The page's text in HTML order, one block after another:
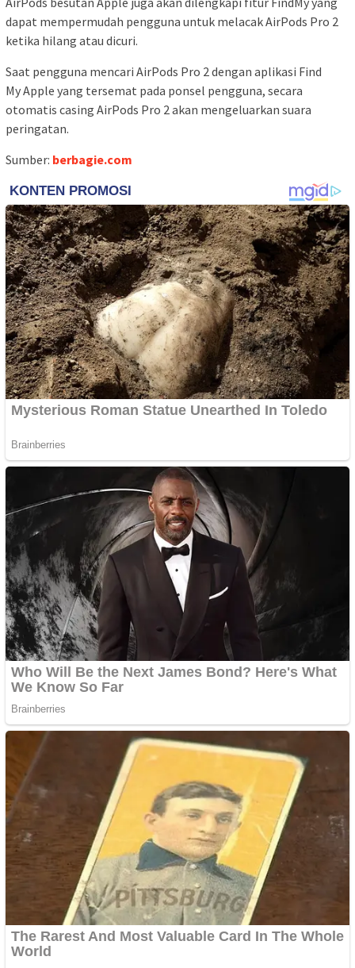
dapat mempermudah pengguna untuk melacak AirPods Pro 2
ketika hilang atau dicuri.
Saat pengguna mencari AirPods Pro 2 dengan aplikasi Find
My Apple yang tersemat pada ponsel pengguna, secara
otomatis casing AirPods Pro 2 akan mengeluarkan suara
peringatan.
Sumber: berbagie.com